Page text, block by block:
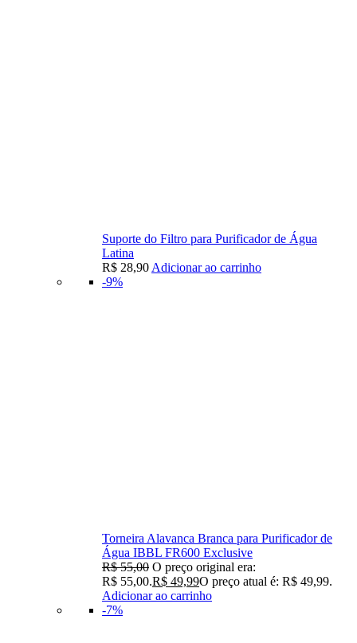
Suporte do Filtro para Purificador de Água
Latina
R$ 28,90 Adicionar ao carrinho
-9%
Torneira Alavanca Branca para Purificador de
Água IBBL FR600 Exclusive
R$55,00 O preço original era:
R$ 55,00.R$ 49,99O preço atual é: R$ 49,99.
Adicionar ao carrinho
-7%